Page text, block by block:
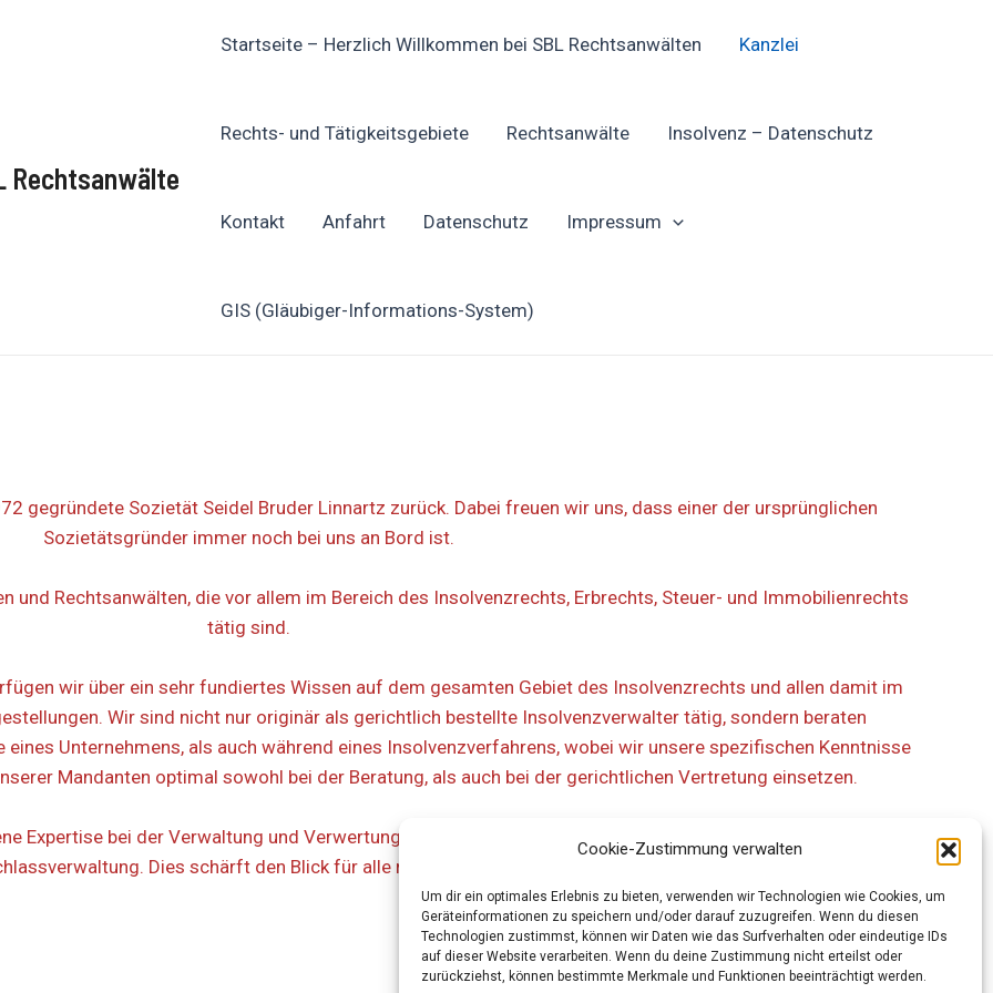
Cookie-Zustimmung verwalten
Um dir ein optimales Erlebnis zu bieten, verwenden wir Technologien wie Cookies, um
Geräteinformationen zu speichern und/oder darauf zuzugreifen. Wenn du diesen
Technologien zustimmst, können wir Daten wie das Surfverhalten oder eindeutige IDs
auf dieser Website verarbeiten. Wenn du deine Zustimmung nicht erteilst oder
zurückziehst, können bestimmte Merkmale und Funktionen beeinträchtigt werden.
Rechtsanwälte
Startseite – Herzlich Willkommen bei SBL Rechtsanwälten Kanzlei
Rechts- und Tätigkeitsgebiete Rechtsanwälte Insolvenz – Datenschutz
Kontakt Anfahrt Datenschutz Impressum
GIS (Gläubiger-Informations-System)
gegründete Sozietät Seidel Bruder Linnartz zurück. Dabei freuen wir uns, dass einer der ursprünglichen
Sozietätsgründer immer noch bei uns an Bord ist.
und Rechtsanwälten, die vor allem im Bereich des Insolvenzrechts, Erbrechts, Steuer- und Immobilienrechts
tätig sind.
wir über ein sehr fundiertes Wissen auf dem gesamten Gebiet des Insolvenzrechts und allen damit im
Wir sind nicht nur originär als gerichtlich bestellte Insolvenzverwalter tätig, sondern beraten
Unternehmens, als auch während eines Insolvenzverfahrens, wobei wir unsere spezifischen Kenntnisse
Mandanten optimal sowohl bei der Beratung, als auch bei der gerichtlichen Vertretung einsetzen.
Expertise bei der Verwaltung und Verwertung von Vermögensmassen nutzen wir zwischenzeitlich auch im
Dies schärft den Blick für alle relevanten Fragestellungen im Rahmen des Erbrechts.